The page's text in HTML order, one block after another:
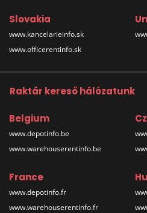
Slovakia
www.kancelarieinfo.sk
www.officerentinfo.sk
Raktár kereső hálózatunk
Belgium
www.depotinfo.be
www.warehouserentinfo.be
France
www.depotinfo.fr
www.warehouserentinfo.fr